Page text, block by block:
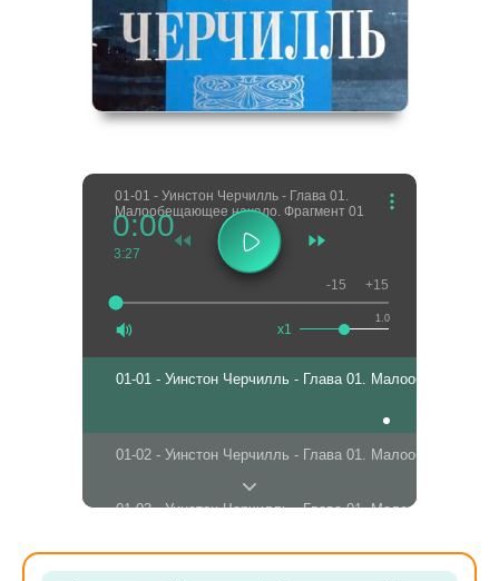
01-01 - Уинстон Черчилль - Глава 01.
Малообещающее начало. Фрагмент 01
0:00
3:27
1.0
x1
-15 +15
01-01 - Уинстон Черчилль - Глава 01. Малообещающее
01-02 - Уинстон Черчилль - Глава 01. Малообещающее
01-03 - Уинстон Черчилль - Глава 01. Малообещающее
01-04 - Уинстон Черчилль - Глава 01. Малообещающее